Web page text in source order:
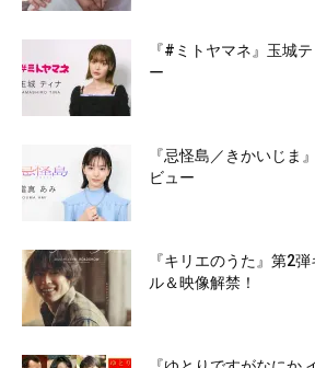
『#ミトヤマネ』玉城
ー
『忌怪島／きかいじま
ビュー
『キリエのうた』第2
ル＆映像解禁！